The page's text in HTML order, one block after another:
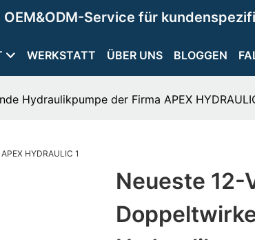
OEM&ODM-Service für
WERKSTATT ÜBER UNS BLOGGEN
Hydraulikpumpe der Firma APEX
Neueste 12-